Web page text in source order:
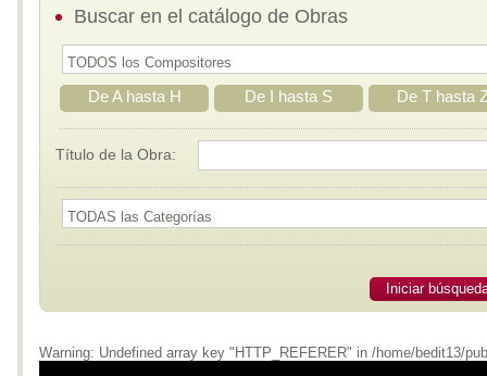
Buscar en el catálogo de Obras
De A hasta H De I hasta S De T hasta
Título de la Obra:
Iniciar
Warning: Undefined array key "HTTP_REFERER" in /home/bedit13/